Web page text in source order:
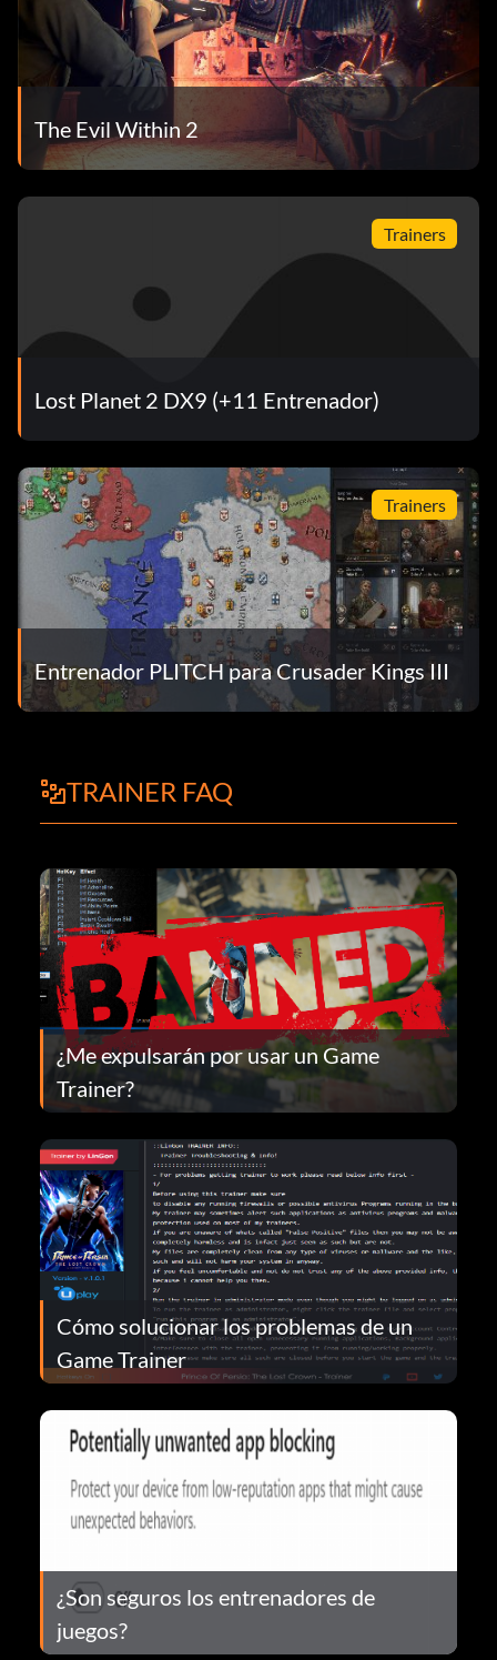
The Evil Within 2
Trainers
Lost Planet 2 DX9 (+11 Entrenador)
Trainers
Entrenador PLITCH para Crusader Kings III
TRAINER FAQ
¿Me expulsarán por usar un Game
Trainer?
Cómo solucionar los problemas de un
Game Trainer
¿Son seguros los entrenadores de
juegos?